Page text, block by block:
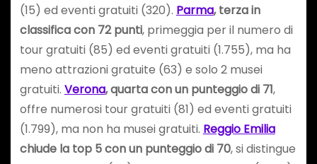
(15) ed eventi gratuiti (320). Parma, terza in
classifica con 72 punti, primeggia per il numero di
tour gratuiti (85) ed eventi gratuiti (1.755), ma ha
meno attrazioni gratuite (63) e solo 2 musei
gratuiti. Verona, quarta con un punteggio di 71,
offre numerosi tour gratuiti (81) ed eventi gratuiti
(1.799), ma non ha musei gratuiti. Reggio Emilia
chiude la top 5 con un punteggio di 70, si distingue